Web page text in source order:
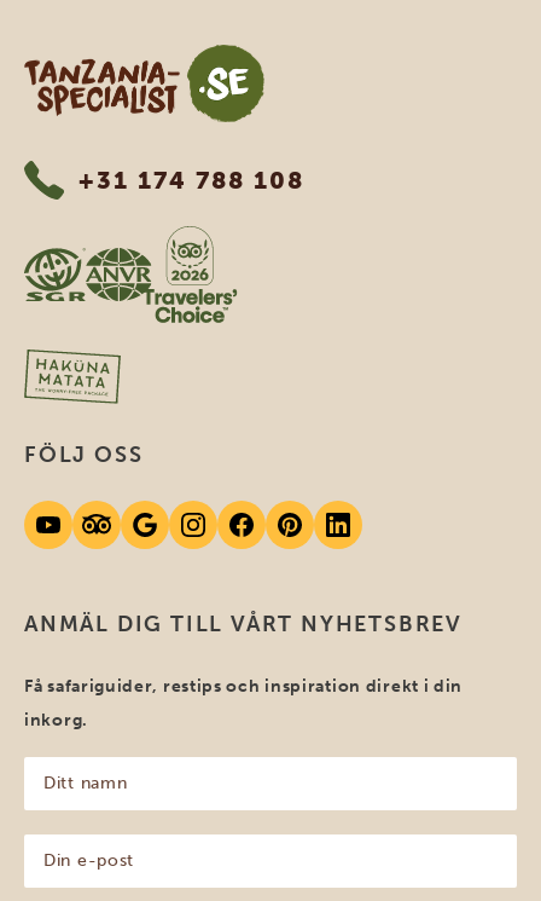
Tanzania Specialist
+31 174 788 108
ANMÄL DIG TILL VÅRT NYHETSBREV
Få safariguider, restips och inspiration direkt i din
inkorg.
namn
(Obligatoriskt)
post
FÖLJ OSS